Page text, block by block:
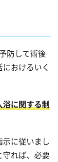
防して術後
おけるいく
に関する制
に従いまし
守れば、必要